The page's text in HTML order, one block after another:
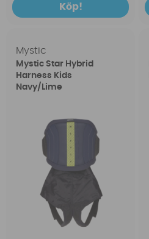
Köp!
Mystic
Mystic Star Hybrid
Harness Kids
Navy/Lime